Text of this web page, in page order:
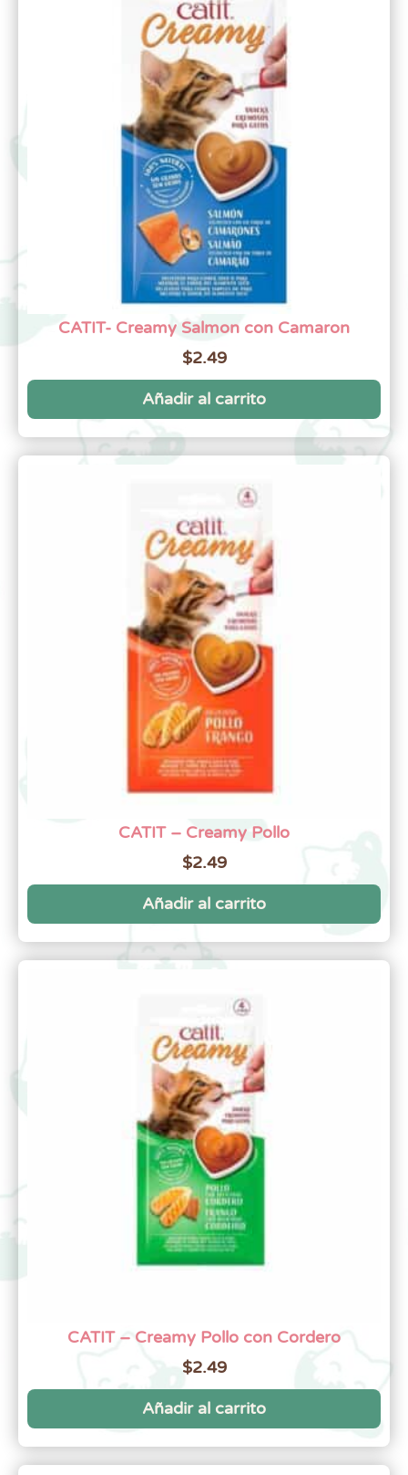
CATIT- Creamy Salmon con Camaron
$2.49
Añadir al carrito
CATIT – Creamy Pollo
$2.49
Añadir al carrito
CATIT – Creamy Pollo con Cordero
$2.49
Añadir al carrito